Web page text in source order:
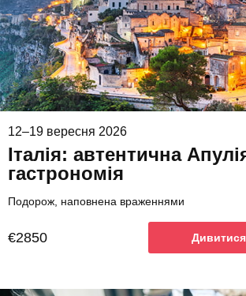
12–19 вересня 2026
Італія: автентична
гастрономія
Подорож, наповнена враженнями
€2850